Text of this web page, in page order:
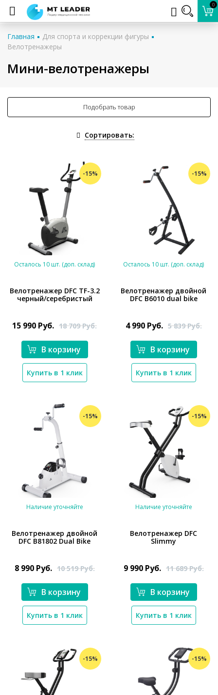
0
Главная
Для спорта и коррекции фигуры
Велотренажеры
Мини-велотренажеры
Подобрать товар
Сортировать:
-15%
Осталось 10 шт. (доп. склад)
Велотренажер DFС TF-3.2
черный/серебристый
15 990 Руб. 18 709Руб.
В корзину
Купить в 1 клик
-15%
Осталось 10 шт. (доп. склад)
Велотренажер двойной
DFC B6010 dual bike
4 990 Руб. 5 839Руб.
В корзину
Купить в 1 клик
-15%
Наличие уточняйте
Велотренажер двойной
DFC B81802 Dual Bike
8 990 Руб. 10 519Руб.
В корзину
Купить в 1 клик
-15%
Наличие уточняйте
Велотренажер DFC
Slimmy
9 990 Руб. 11 689Руб.
В корзину
Купить в 1 клик
-15% -15%